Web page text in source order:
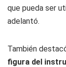
que pueda ser
adelantó.
También
figura del